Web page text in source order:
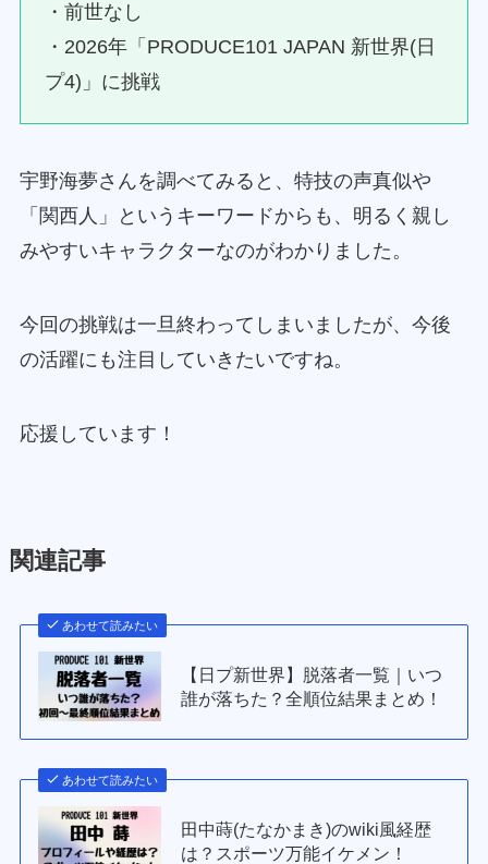
・前世なし
・2026年「PRODUCE101 JAPAN 新世界(日
プ4)」に挑戦
宇野海夢さんを調べてみると、特技の声真似や
「関西人」というキーワードからも、明るく親し
みやすいキャラクターなのがわかりました。
今回の挑戦は一旦終わってしまいましたが、今後
の活躍にも注目していきたいですね。
応援しています！
関連記事
あわせて読みたい
【日プ新世界】脱落者一覧｜いつ
誰が落ちた？全順位結果まとめ！
あわせて読みたい
田中蒔(たなかまき)のwiki風経歴
は？スポーツ万能イケメン！